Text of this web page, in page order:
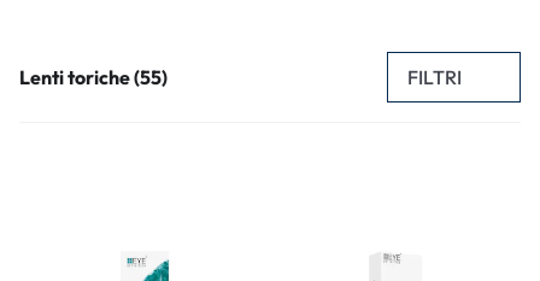
Lenti toriche (55) FILTRI